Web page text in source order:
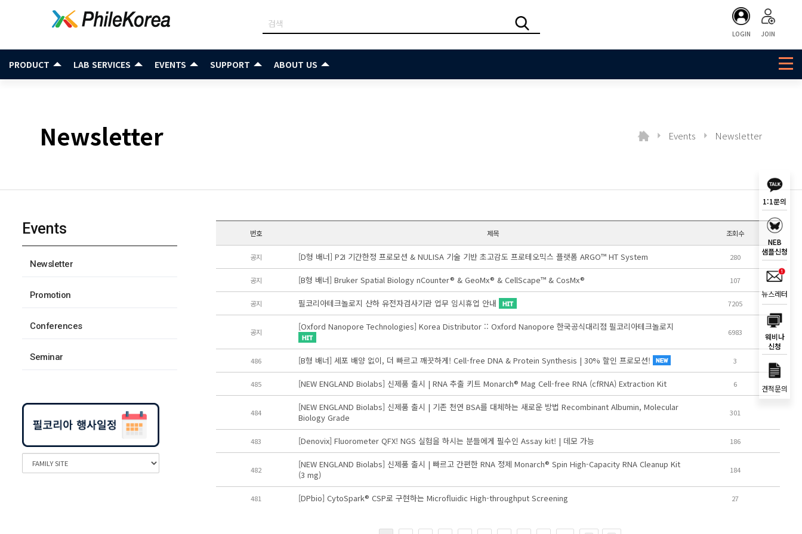
LOGIN JOIN
PRODUCT LAB SERVICES EVENTS SUPPORT ABOUT US
Newsletter Events Newsletter
Events
Newsletter
Promotion
Conferences
Seminar
번호 제목 조회수
공지 [D형 배너] P2I 기간한정 프로모션 & NULISA 기술 기반 초고감도 프로테오믹스 플랫폼 ARGO™ HT System 280
공지 [B형 배너] Bruker Spatial Biology nCounter® & GeoMx® & CellScape™ & CosMx® 107
공지 필코리아테크놀로지 산하 유전자검사기관 업무 임시휴업 안내 7205
공지 [Oxford Nanopore Technologies] Korea Distributor :: Oxford Nanopore 한국공식대리점 필코리아테크놀로지 6983
486 [B형 배너] 세포 배양 없이, 더 빠르고 깨끗하게! Cell-free DNA & Protein Synthesis | 30% 할인 프로모션! 3
485 [NEW ENGLAND Biolabs] 신제품 출시 | RNA 추출 키트 Monarch® Mag Cell-free RNA (cfRNA) Extraction Kit 6
484
[NEW ENGLAND Biolabs] 신제품 출시 | 기존 천연 BSA를 대체하는 새로운 방법 Recombinant Albumin, Molecular
Biology Grade
301
483 [Denovix] Fluorometer QFX! NGS 실험을 하시는 분들에게 필수인 Assay kit! | 데모 가능 186
482
[NEW ENGLAND Biolabs] 신제품 출시 | 빠르고 간편한 RNA 정제 Monarch® Spin High-Capacity RNA Cleanup Kit
(3 mg)
184
481 [DPbio] CytoSpark® CSP로 구현하는 Microfluidic High-throughput Screening 27
1:1문의
NEB
샘플신청
뉴스레터
웨비나
신청
견적문의